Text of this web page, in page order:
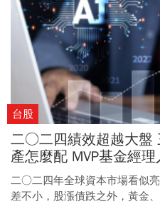
台股
二○二四績效超越大盤
產怎麼配 MVP基金經理
二○二四年全球資本市場看似
差不小，股漲債跌之外，黃金